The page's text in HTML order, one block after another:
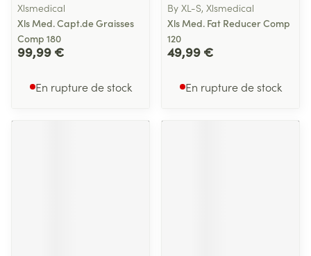
Xlsmedical
Xls Med. Capt.de Graisses
Comp 180
99,99 €
En rupture de stock
By XL-S, Xlsmedical
Xls Med. Fat Reducer Comp
120
49,99 €
En rupture de stock